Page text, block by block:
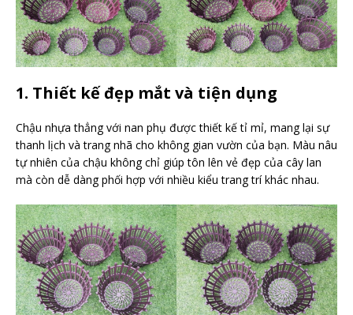
1. Thiết kế đẹp mắt và tiện dụng
Chậu nhựa thẳng với nan phụ được thiết kế tỉ mỉ, mang lại sự
thanh lịch và trang nhã cho không gian vườn của bạn. Màu nâu
tự nhiên của chậu không chỉ giúp tôn lên vẻ đẹp của cây lan
mà còn dễ dàng phối hợp với nhiều kiểu trang trí khác nhau.